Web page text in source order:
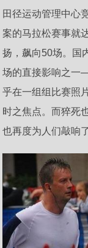
田径运动管理中心
案的马拉松赛事就
扬，飙向50场。国
场的直接影响之
乎在一组组比赛照
时之焦点。而猝死
也再度为人们敲响